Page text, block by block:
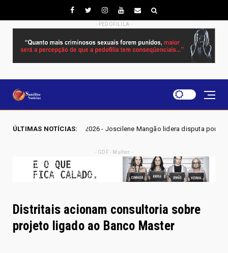
- PEDOFILILA -
ÚLTIMAS NOTÍCIAS:
2026 - Joscilene Mangão lidera disputa por vaga na Alego em Novo
- GDF - Mulher -
Distritais acionam consultoria sobre
projeto ligado ao Banco Master